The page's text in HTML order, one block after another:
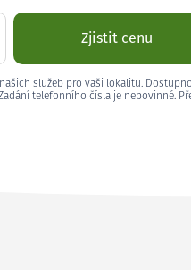
Zjistit cenu
služeb pro vaši lokalitu.
telefonního čísla je nepovinné.